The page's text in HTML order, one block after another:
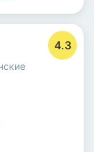
4.3